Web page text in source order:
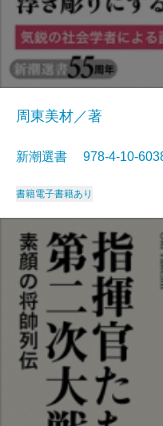
周東美材／著
新潮選書 978-4-10-
書籍電子書籍あり